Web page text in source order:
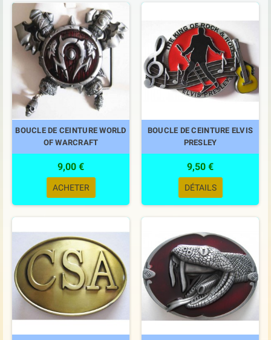
BOUCLE DE CEINTURE WORLD
OF WARCRAFT
9,00 €
ACHETER
BOUCLE DE CEINTURE ELVIS
PRESLEY
9,50 €
DÉTAILS